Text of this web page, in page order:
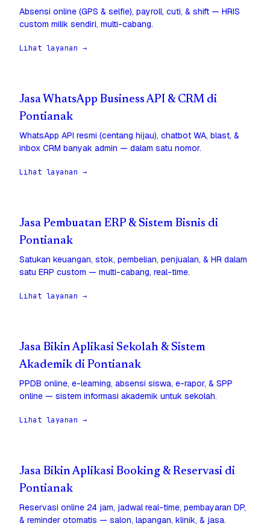
Absensi online (GPS & selfie), payroll, cuti, & shift — HRIS
custom milik sendiri, multi-cabang.
Lihat layanan →
Jasa WhatsApp Business API & CRM di
Pontianak
WhatsApp API resmi (centang hijau), chatbot WA, blast, &
inbox CRM banyak admin — dalam satu nomor.
Lihat layanan →
Jasa Pembuatan ERP & Sistem Bisnis di
Pontianak
Satukan keuangan, stok, pembelian, penjualan, & HR dalam
satu ERP custom — multi-cabang, real-time.
Lihat layanan →
Jasa Bikin Aplikasi Sekolah & Sistem
Akademik di Pontianak
PPDB online, e-learning, absensi siswa, e-rapor, & SPP
online — sistem informasi akademik untuk sekolah.
Lihat layanan →
Jasa Bikin Aplikasi Booking & Reservasi di
Pontianak
Reservasi online 24 jam, jadwal real-time, pembayaran DP,
& reminder otomatis — salon, lapangan, klinik, & jasa.